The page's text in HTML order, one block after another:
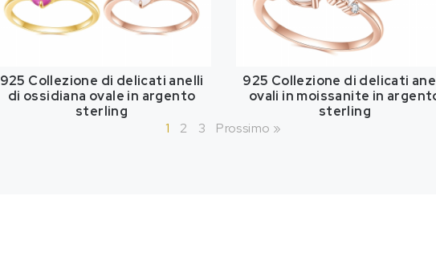
925 Collezione di delicati anelli
di ossidiana ovale in argento
sterling
925 Collezione di delicati
ovali in moissanite in
sterling
1
2 3 Prossimo »